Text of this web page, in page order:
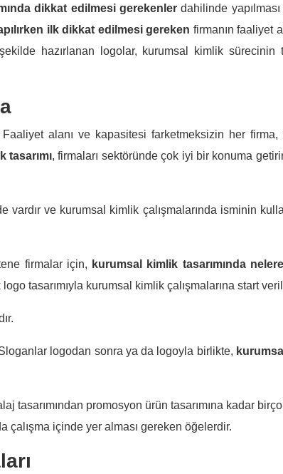
dikkat edilmesi gerekenlerdahilinde
ilk dikkat edilmesi gereken firmanın faaliyet
hazırlanan logolar, kurumsal kimlik sürecinin
alanı ve kapasitesi farketmeksizin her firma,
tasarımı, firmaları sektöründe çok iyi bir konuma
vardır ve kurumsal kimlik çalışmalarında isminin
firmalar için, kurumsal kimlik tasarımında
tasarımıyla kurumsal kimlik çalışmalarına start
Sloganlar logodan sonra ya da logoyla birlikte,
tasarımından promosyon ürün tasarımına kadar
çalışma içinde yer alması gereken öğelerdir.